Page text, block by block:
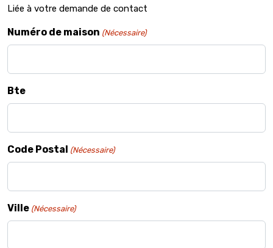
Liée à votre demande de contact
Numéro de maison (Nécessaire)
Bte
Code Postal (Nécessaire)
Ville (Nécessaire)